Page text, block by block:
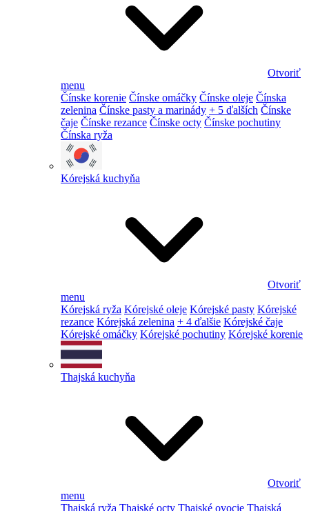
Otvoriť
menu
Čínske korenie Čínske omáčky Čínske oleje Čínska
zelenina Čínske pasty a marinády + 5 ďalších Čínske
čaje Čínske rezance Čínske octy Čínske pochutiny
Čínska ryža
Kórejská kuchyňa
Otvoriť
menu
Kórejská ryža Kórejské oleje Kórejské pasty Kórejské
rezance Kórejská zelenina + 4 ďalšie Kórejské čaje
Kórejské omáčky Kórejské pochutiny Kórejské korenie
Thajská kuchyňa
Otvoriť
menu
Thajská ryža Thajské octy Thajské ovocie Thajská